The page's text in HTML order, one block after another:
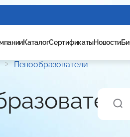
КаталогСертификатыНовости
Пенообразователи